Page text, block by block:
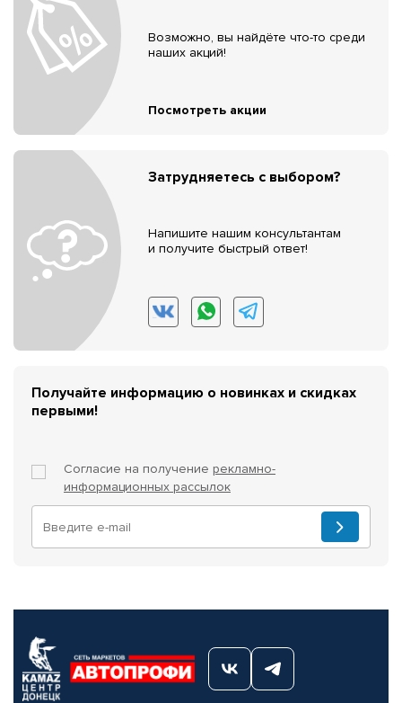
Возможно, вы найдёте что-то среди
наших акций!
Посмотреть акции
Затрудняетесь с выбором?
Напишите нашим консультантам
и получите быстрый ответ!
Получайте информацию о новинках и скидках
первыми!
Согласие на получение рекламно-
информационных рассылок